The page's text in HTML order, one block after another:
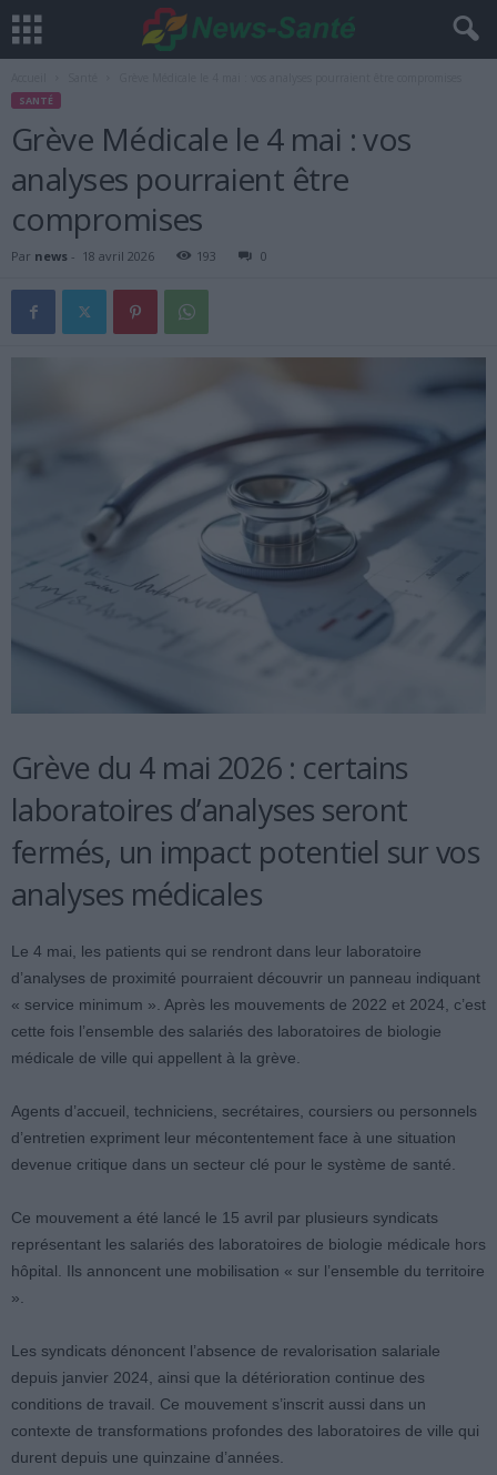
SANTÉ
Grève Médicale le 4 mai : vos
analyses pourraient être
compromises
Par news - 18 avril 2026 193 0
Grève du 4 mai 2026 : certains
laboratoires d’analyses seront
fermés, un impact potentiel sur vos
analyses médicales
Le 4 mai, les patients qui se rendront dans leur laboratoire
d’analyses de proximité pourraient découvrir un panneau indiquant
« service minimum ». Après les mouvements de 2022 et 2024, c’est
cette fois l’ensemble des salariés des laboratoires de biologie
médicale de ville qui appellent à la grève.
Agents d’accueil, techniciens, secrétaires, coursiers ou personnels
d’entretien expriment leur mécontentement face à une situation
devenue critique dans un secteur clé pour le système de santé.
Ce mouvement a été lancé le 15 avril par plusieurs syndicats
représentant les salariés des laboratoires de biologie médicale hors
hôpital. Ils annoncent une mobilisation « sur l’ensemble du territoire
».
Les syndicats dénoncent l’absence de revalorisation salariale
depuis janvier 2024, ainsi que la détérioration continue des
conditions de travail. Ce mouvement s’inscrit aussi dans un
contexte de transformations profondes des laboratoires de ville qui
durent depuis une quinzaine d’années.